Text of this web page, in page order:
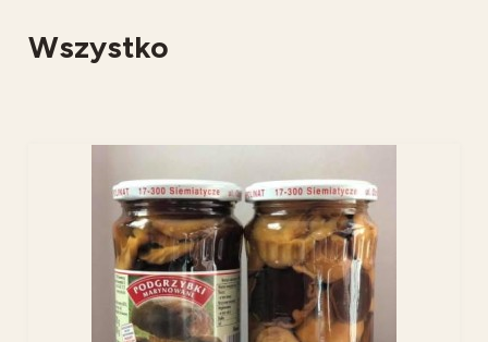
Wszystko